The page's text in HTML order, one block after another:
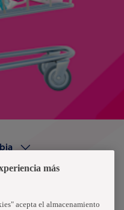
de datos
más
acepta el almacenamiento